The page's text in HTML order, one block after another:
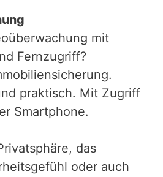
mit
Fernzugriff?
praktisch. Mit Zugriff
Smartphone.
das
oder auch